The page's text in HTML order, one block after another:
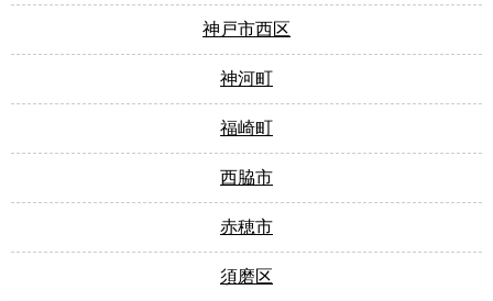
神戸市西区
神河町
福崎町
西脇市
赤穂市
須磨区